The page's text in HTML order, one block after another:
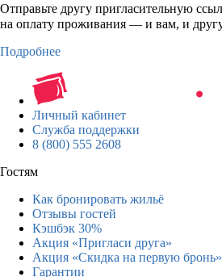
Отправьте другу пригласительную
на оплату проживания — и вам, и
Подробнее
Личный кабинет
Служба поддержки
8 (800) 555 2608
Гостям
Как бронировать жильё
Отзывы гостей
Кэшбэк 30%
Акция «Пригласи друга»
Акция «Скидка на первую бронь»
Гарантии